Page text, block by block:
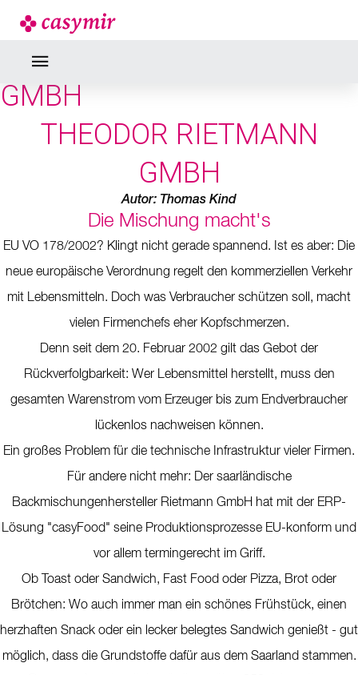
THEODOR RIETMANN
GMBH
THEODOR RIETMANN
GMBH
Autor: Thomas Kind
Die Mischung macht's
EU VO 178/2002? Klingt nicht gerade spannend. Ist es aber: Die
neue europäische Verordnung regelt den kommerziellen Verkehr
mit Lebensmitteln. Doch was Verbraucher schützen soll, macht
vielen Firmenchefs eher Kopfschmerzen.
Denn seit dem 20. Februar 2002 gilt das Gebot der
Rückverfolgbarkeit: Wer Lebensmittel herstellt, muss den
gesamten Warenstrom vom Erzeuger bis zum Endverbraucher
lückenlos nachweisen können.
Ein großes Problem für die technische Infrastruktur vieler Firmen.
Für andere nicht mehr: Der saarländische
Backmischungenhersteller Rietmann GmbH hat mit der ERP-
Lösung "casyFood" seine Produktionsprozesse EU-konform und
vor allem termingerecht im Griff.
Ob Toast oder Sandwich, Fast Food oder Pizza, Brot oder
Brötchen: Wo auch immer man ein schönes Frühstück, einen
herzhaften Snack oder ein lecker belegtes Sandwich genießt - gut
möglich, dass die Grundstoffe dafür aus dem Saarland stammen.